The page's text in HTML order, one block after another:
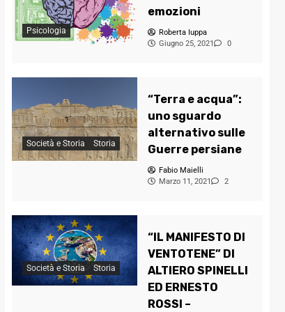
Psicologia
emozioni
Roberta Iuppa
Giugno 25, 2021
0
Società e Storia Storia
“Terra e acqua”:
uno sguardo
alternativo sulle
Guerre persiane
Fabio Maielli
Marzo 11, 2021
2
Società e Storia Storia
“IL MANIFESTO DI
VENTOTENE” DI
ALTIERO SPINELLI
ED ERNESTO
ROSSI –